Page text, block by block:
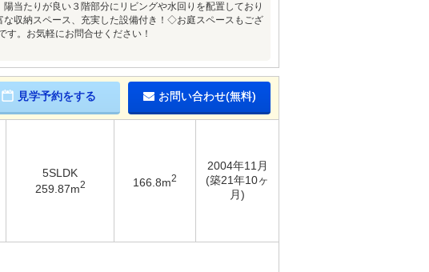
当たりが良い３階部分にリビングや水回りを配置しており
収納スペース、充実した設備付き！◇お庭スペースもござ
。お気軽にお問合せください！
見学予約をする お問い合わせ(無料)
5SLDK
259.87m2 166.8m2
2004年11月
(築21年10ヶ
月)